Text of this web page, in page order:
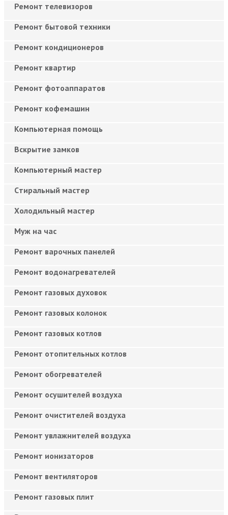
Ремонт телевизоров
Ремонт бытовой техники
Ремонт кондиционеров
Ремонт квартир
Ремонт фотоаппаратов
Ремонт кофемашин
Компьютерная помощь
Вскрытие замков
Компьютерный мастер
Cтиральный мастер
Холодильный мастер
Муж на час
Ремонт варочных панелей
Ремонт водонагревателей
Ремонт газовых духовок
Ремонт газовых колонок
Ремонт газовых котлов
Ремонт отопительных котлов
Ремонт обогревателей
Ремонт осушителей воздуха
Ремонт очистителей воздуха
Ремонт увлажнителей воздуха
Ремонт ионизаторов
Ремонт вентиляторов
Ремонт газовых плит